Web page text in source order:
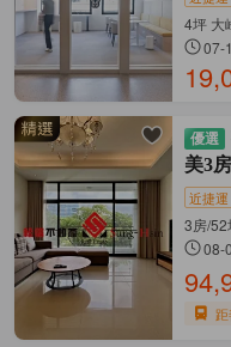
4坪 大
07-
美3
寵
近捷運
3房/
08-